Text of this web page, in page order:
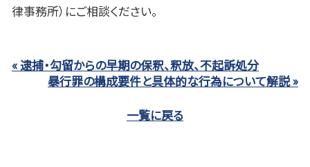
律事務所） にご相談ください。
« 逮捕・勾留からの早期の保釈、釈放、不起訴処分
暴行罪の構成要件と具体的な行為について解説 »
一覧に戻る